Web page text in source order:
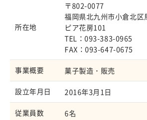
所在地
〒802-0077
福岡県北九州市小倉北
ピア花房101
TEL：093-383-0965
FAX：093-647-0675
事業概要 菓子製造・販売
設立年月日 2016年3月1日
従業員数 6名